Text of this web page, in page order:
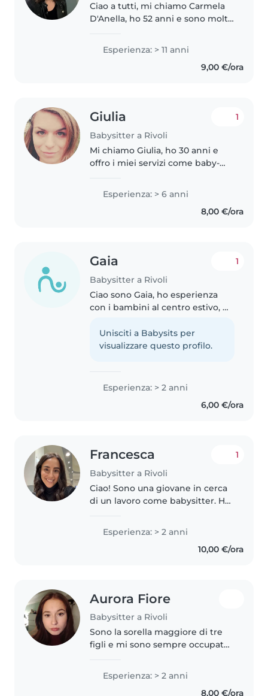
Ciao a tutti, mi chiamo Carmela
D'Anella, ho 52 anni e sono molto
amata terra Lucana per oltre 50
anni, in un famiglia di 7 persone.
Esperienza: > 11 anni
9,00 €/ora
Giulia
Babysitter a Rivoli
1
Mi chiamo Giulia, ho 30 anni e
offro i miei servizi come baby-
un'esperienza pluriennale con
bambini dagli 8 mesi ai 5 anni e
Esperienza: > 6 anni
8,00 €/ora
Gaia
Babysitter a Rivoli
1
Ciao sono Gaia, ho esperienza
con i bambini al centro estivo, mi
viceversa, sono molto positiva e
creativa, la priorità è fare stare al
Unisciti a Babysits per
visualizzare questo profilo.
Esperienza: > 2 anni
6,00 €/ora
Francesca
Babysitter a Rivoli
1
Ciao! Sono una giovane in cerca
di un lavoro come babysitter. Ho
alunni. Sono laureata in servizi
Esperienza: > 2 anni
10,00 €/ora
Aurora Fiore
Babysitter a Rivoli
Sono la sorella maggiore di tre
figli e mi sono sempre occupata
rispettivamente 8 e 11 anni di
differenza, dunque non é stata
Esperienza: > 2 anni
8,00 €/ora